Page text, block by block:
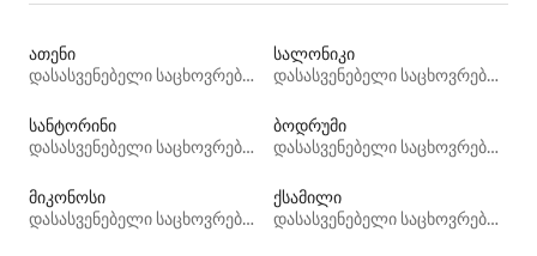
ათენი
დასასვენებელი საცხოვრებლები
სალონიკი
დასასვენებელი საცხოვრებლები
სანტორინი
დასასვენებელი საცხოვრებლები
ბოდრუმი
დასასვენებელი საცხოვრებლები
მიკონოსი
დასასვენებელი საცხოვრებლები
ქსამილი
დასასვენებელი საცხოვრებლები